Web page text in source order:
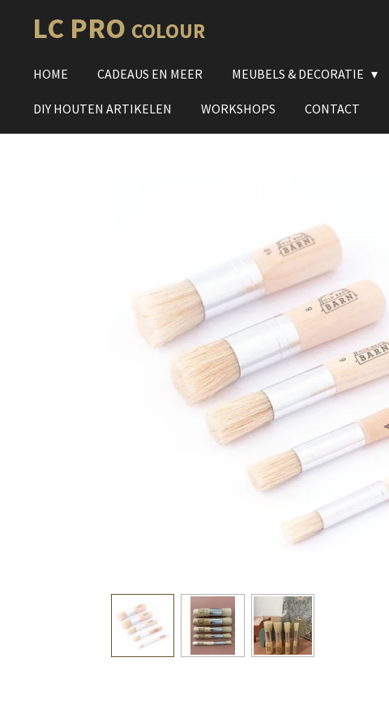
directLC PRO COLOUR
HOME CADEAUS EN MEER MEUBELS & DECORATIE
DIY HOUTEN ARTIKELEN WORKSHOPS CONTACT